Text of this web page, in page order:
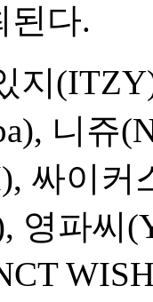
된다.
지
니쥬
싸이커
영파씨